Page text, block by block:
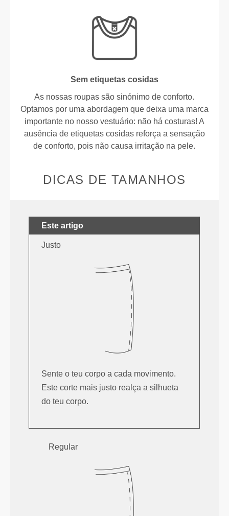
Sem etiquetas cosidas
As nossas roupas são sinónimo de conforto.
Optamos por uma abordagem que deixa uma marca
importante no nosso vestuário: não há costuras! A
ausência de etiquetas cosidas reforça a sensação
de conforto, pois não causa irritação na pele.
DICAS DE TAMANHOS
Este artigo
Justo
Sente o teu corpo a cada movimento.
Este corte mais justo realça a silhueta
do teu corpo.
Regular